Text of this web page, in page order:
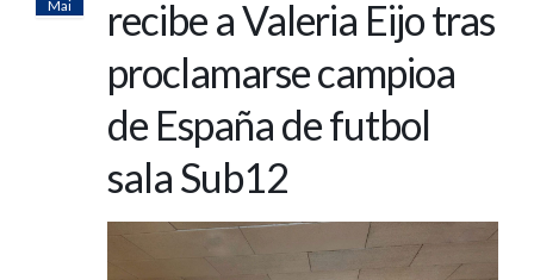
Mai
recibe a Valeria Eijo tras
proclamarse campioa
de España de futbol
sala Sub12